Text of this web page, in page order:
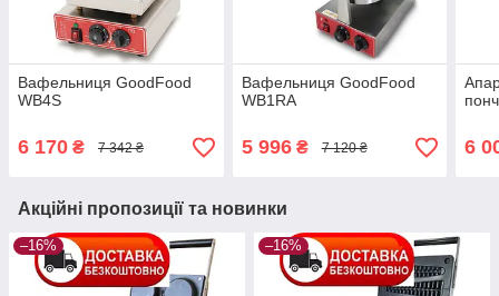
Вафельниця GoodFood
WB4S
6 170 ₴ 7 342 ₴
Вафельниця GoodFood
WB1RA
5 996₴ 7 120 ₴ 6
Акційні пропозиції та новинки
–16% –16%